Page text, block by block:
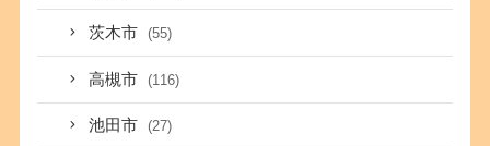
茨木市 (55)
高槻市 (116)
池田市 (27)